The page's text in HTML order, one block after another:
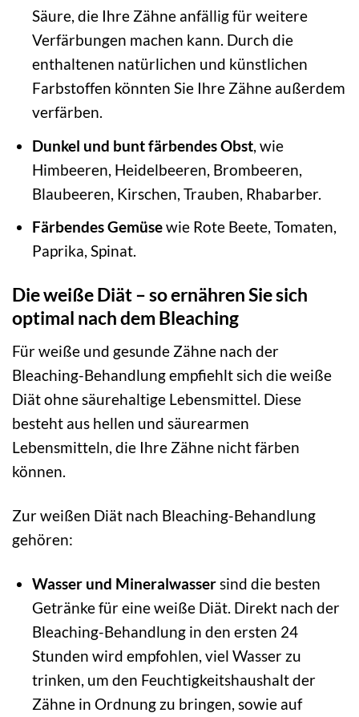
Säure, die Ihre Zähne anfällig für weitere
Verfärbungen machen kann. Durch die
enthaltenen natürlichen und künstlichen
Farbstoffen könnten Sie Ihre Zähne außerdem
verfärben.
Dunkel und bunt färbendes Obst, wie
Himbeeren, Heidelbeeren, Brombeeren,
Blaubeeren, Kirschen, Trauben, Rhabarber.
Färbendes Gemüsewie Rote Beete, Tomaten,
Paprika, Spinat.
Die weiße Diät – so ernähren Sie sich
optimal nach dem Bleaching
Für weiße und gesunde Zähne nach der
Bleaching-Behandlung empfiehlt sich die weiße
Diät ohne säurehaltige Lebensmittel. Diese
besteht aus hellen und säurearmen
Lebensmitteln, die Ihre Zähne nicht färben
können.
Zur weißen Diät nach Bleaching-Behandlung
gehören:
Wasser und Mineralwassersind die besten
Getränke für eine weiße Diät. Direkt nach der
Bleaching-Behandlung in den ersten 24
Stunden wird empfohlen, viel Wasser zu
trinken, um den Feuchtigkeitshaushalt der
Zähne in Ordnung zu bringen, sowie auf